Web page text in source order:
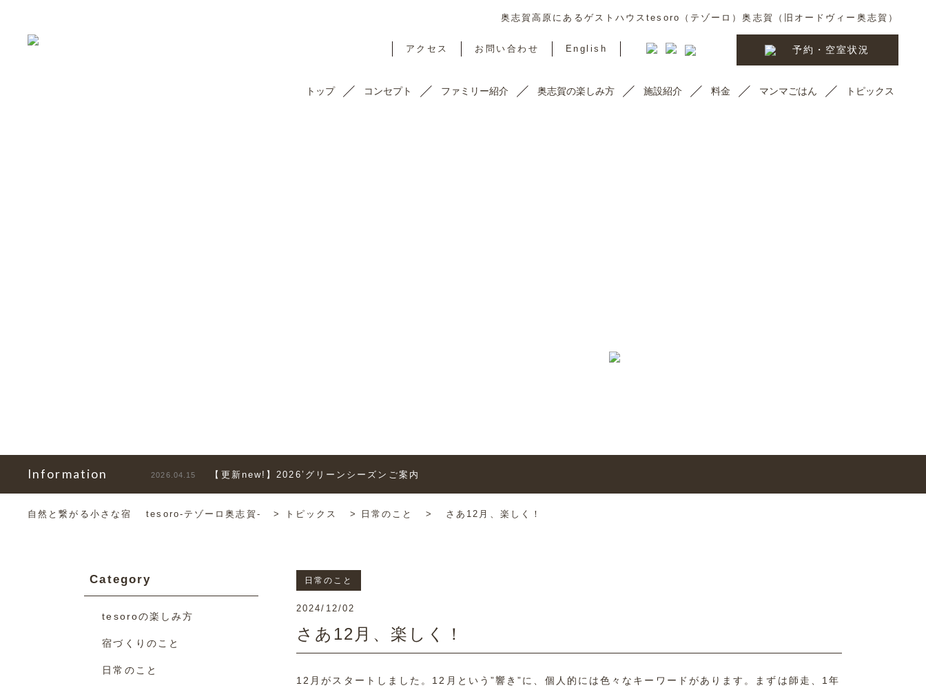
奥志賀高原にあるゲストハウスtesoro（テゾーロ）奥志賀（旧オードヴィー奥志賀）
アクセス お問い合わせ English 予約・空室状況
トップ コンセプト ファミリー紹介 奥志賀の楽しみ方 施設紹介 料金 マンマごはん トピックス
Information 2026.04.15 【更新new!】2026’グリーンシーズンご案内
自然と繋がる小さな宿 tesoro-テゾーロ奥志賀- > トピックス > 日常のこと > さあ12月、楽しく！
日常のこと
2024/12/02
さあ12月、楽しく！
12月がスタートしました。12月という”響き”に、個人的には色々なキーワードがあります。まずは師走、1年
Category
tesoroの楽しみ方
宿づくりのこと
日常のこと